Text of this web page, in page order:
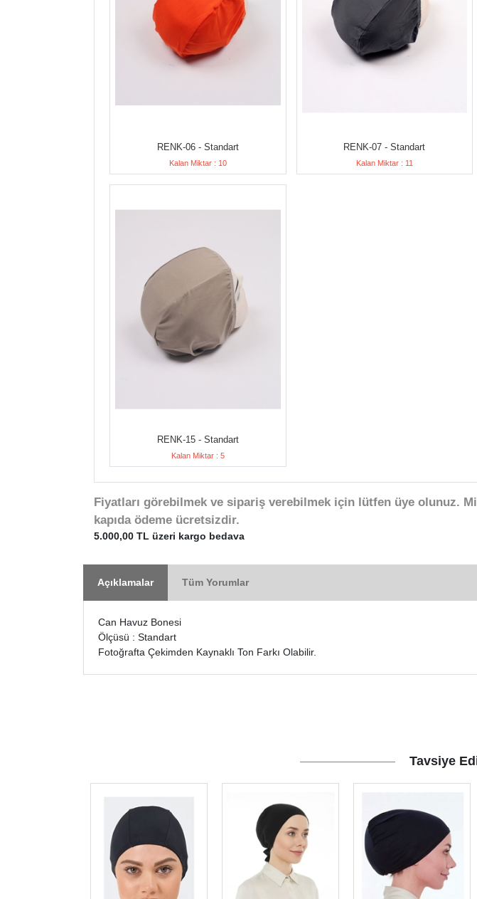
RENK-06 - Standart
Kalan Miktar : 10
RENK-07 - Standart
Kalan Miktar : 11
RENK-15 - Standart
Kalan Miktar : 5
Fiyatları görebilmek ve sipariş verebilmek için lütfen üye olunuz.
kapıda ödeme ücretsizdir.
5.000,00 TL üzeri kargo bedava
Açıklamalar Tüm Yorumlar
Can Havuz Bonesi
Ölçüsü : Standart
Fotoğrafta Çekimden Kaynaklı Ton Farkı Olabilir.
Tavsiye